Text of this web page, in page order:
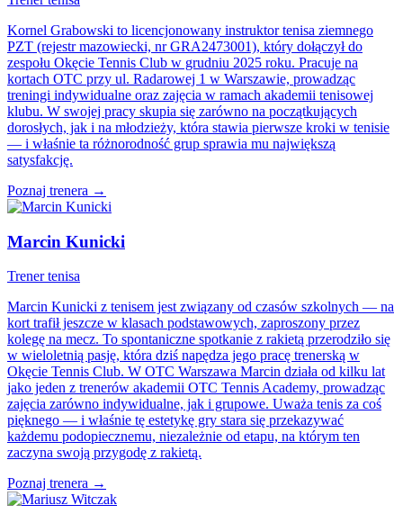
Kornel Grabowski to licencjonowany instruktor tenisa ziemnego
PZT (rejestr mazowiecki, nr GRA2473001), który dołączył do
zespołu Okęcie Tennis Club w grudniu 2025 roku. Pracuje na
kortach OTC przy ul. Radarowej 1 w Warszawie, prowadząc
treningi indywidualne oraz zajęcia w ramach akademii tenisowej
klubu. W swojej pracy skupia się zarówno na początkujących
dorosłych, jak i na młodzieży, która stawia pierwsze kroki w tenisie
— i właśnie ta różnorodność grup sprawia mu największą
satysfakcję.
Poznaj trenera →
Marcin Kunicki
Trener tenisa
Marcin Kunicki z tenisem jest związany od czasów szkolnych — na
kort trafił jeszcze w klasach podstawowych, zaproszony przez
kolegę na mecz. To spontaniczne spotkanie z rakietą przerodziło się
w wieloletnią pasję, która dziś napędza jego pracę trenerską w
Okęcie Tennis Club. W OTC Warszawa Marcin działa od kilku lat
jako jeden z trenerów akademii OTC Tennis Academy, prowadząc
zajęcia zarówno indywidualne, jak i grupowe. Uważa tenis za coś
pięknego — i właśnie tę estetykę gry stara się przekazywać
każdemu podopiecznemu, niezależnie od etapu, na którym ten
zaczyna swoją przygodę z rakietą.
Poznaj trenera →